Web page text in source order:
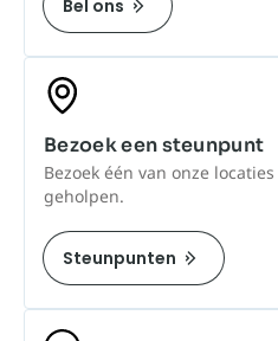
Bel ons
Bezoek een steunpunt
Bezoek één van onze
geholpen.
Steunpunten